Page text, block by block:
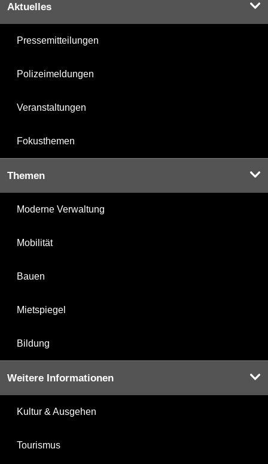
Aktuelles
Pressemitteilungen
Polizeimeldungen
Veranstaltungen
Fokusthemen
Themen
Moderne Verwaltung
Mobilität
Bauen
Mietspiegel
Bildung
Weitere Informationen
Kultur & Ausgehen
Tourismus